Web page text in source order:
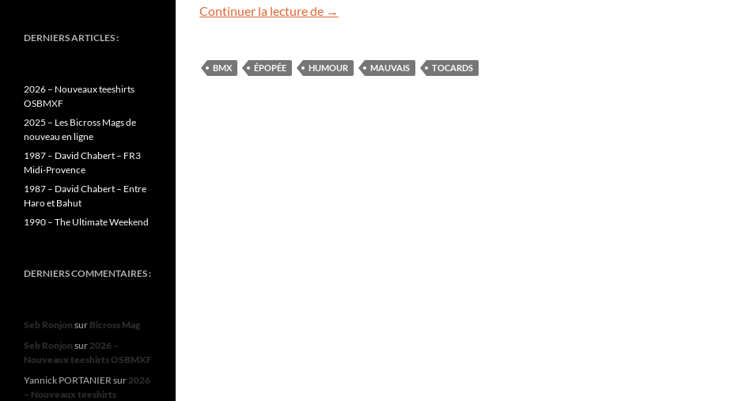
Continuer la lecture de Une autre histoire (humoristique) du BMX Oldschool
→
BMX ÉPOPÉE HUMOUR MAUVAIS TOCARDS
DERNIERS ARTICLES :
2026 – Nouveaux teeshirts
OSBMXF
2025 – Les Bicross Mags de
nouveau en ligne
1987 – David Chabert – FR3
Midi-Provence
1987 – David Chabert – Entre
Haro et Bahut
1990 – The Ultimate Weekend
DERNIERS COMMENTAIRES :
Seb Ronjon sur Bicross Mag
Seb Ronjon sur2026 –
Nouveaux teeshirts OSBMXF
Yannick PORTANIERsur2026
– Nouveaux teeshirts